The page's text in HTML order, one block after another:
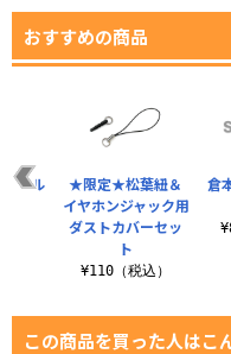
おすすめの商品
倉
リル
★限定★松葉紐＆
イヤホンジャック用
ダストカバーセッ
ト
¥110（税込）
この商品を買った人はこ